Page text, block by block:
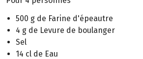
500 g de Farine d'épeautre
4 g de Levure de boulanger
Sel
14 cl de Eau